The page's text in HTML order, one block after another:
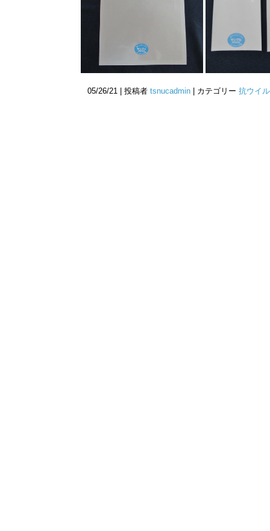
05/26/21 | 投稿者 tsnucadmin | カテゴリー 抗ウイ